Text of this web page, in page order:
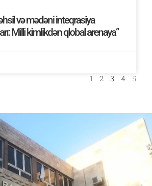
və mədəni inteqrasiya
Milli kimlikdən qlobal arenaya”
1 2 3 4 5